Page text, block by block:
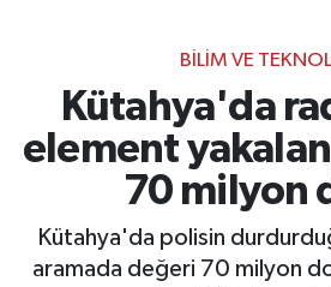
BİLİM VE
Kütahya'da
element
70 milyon
Kütahya'da polisin
aramada değeri 70 milyon